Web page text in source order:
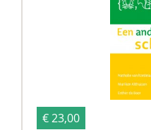
€ 23,00